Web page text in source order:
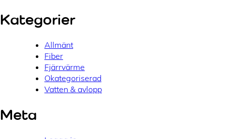
Kategorier
Allmänt
Fiber
Fjärrvärme
Okategoriserad
Vatten & avlopp
Meta